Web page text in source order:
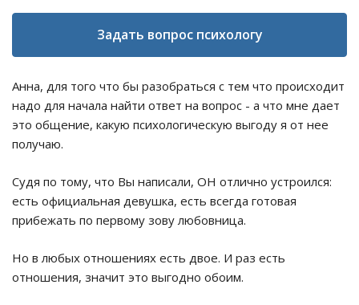
Задать вопрос психологу
Анна, для того что бы разобраться с тем что происходит
надо для начала найти ответ на вопрос - а что мне дает
это общение, какую психологическую выгоду я от нее
получаю.
Судя по тому, что Вы написали, ОН отлично устроился:
есть официальная девушка, есть всегда готовая
прибежать по первому зову любовница.
Но в любых отношениях есть двое. И раз есть
отношения, значит это выгодно обоим.